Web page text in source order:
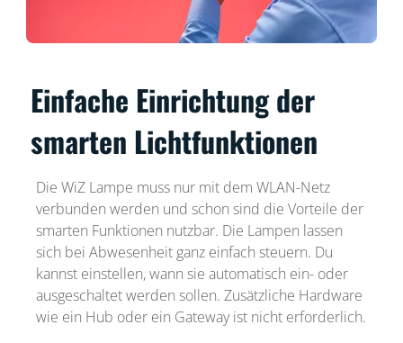
Einfache Einrichtung der
smarten Lichtfunktionen
Die WiZ Lampe muss nur mit dem WLAN-Netz
verbunden werden und schon sind die Vorteile der
smarten Funktionen nutzbar. Die Lampen lassen
sich bei Abwesenheit ganz einfach steuern. Du
kannst einstellen, wann sie automatisch ein- oder
ausgeschaltet werden sollen. Zusätzliche Hardware
wie ein Hub oder ein Gateway ist nicht erforderlich.